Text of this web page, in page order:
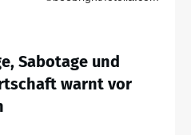
Sabotage und
warnt vor